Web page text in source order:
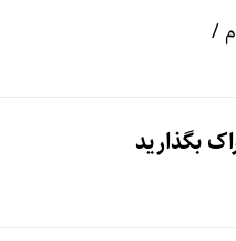
/
بگذارید